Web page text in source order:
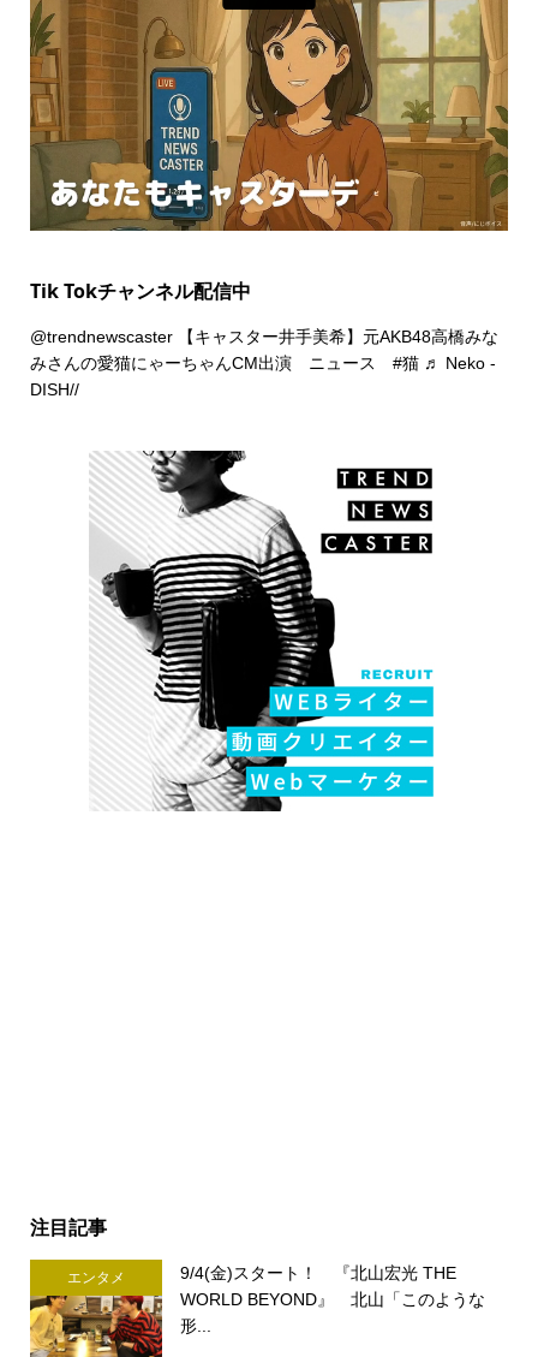
Tik Tokチャンネル配信中
@trendnewscaster【キャスター井手美希】元AKB48高橋みな
みさんの愛猫にゃーちゃんCM出演 ニュース #猫 ♬ Neko -
DISH//
注目記事
エンタメ
9/4(金)スタート！ 『北山宏光 THE
WORLD BEYOND』 北山「このような
形...